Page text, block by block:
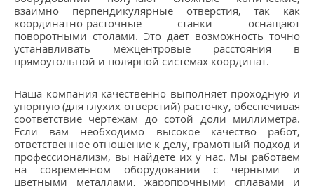
взаимно перпендикулярные отверстия, так как
координатно-расточные станки оснащают
поворотными столами. Это дает возможность точно
устанавливать межцентровые расстояния в
прямоугольной и полярной системах координат.
Наша компания качественно выполняет проходную и
упорную (для глухих отверстий) расточку, обеспечивая
соответствие чертежам до сотой доли миллиметра.
Если вам необходимо высокое качество работ,
ответственное отношение к делу, грамотный подход и
профессионализм, вы найдете их у нас. Мы работаем
на современном оборудовании с черными и
цветными металлами, жаропрочными сплавами и